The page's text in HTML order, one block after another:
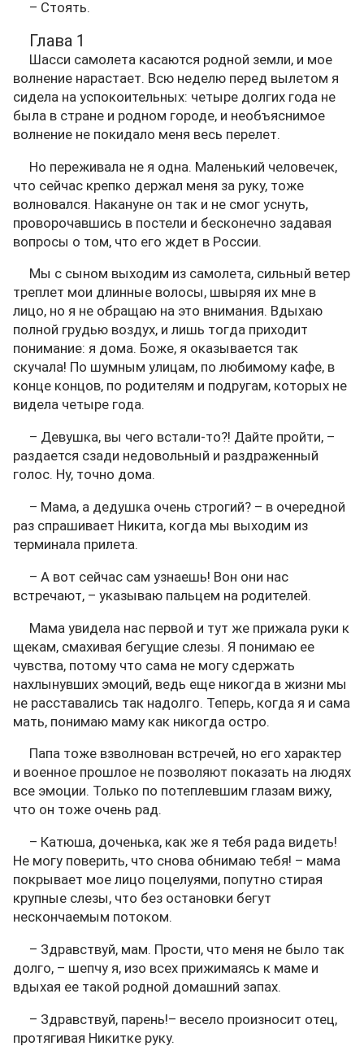
– Стоять.
Глава 1
Шасси самолета касаются родной земли, и мое
волнение нарастает. Всю неделю перед вылетом я
сидела на успокоительных: четыре долгих года не
была в стране и родном городе, и необъяснимое
волнение не покидало меня весь перелет.
Но переживала не я одна. Маленький человечек,
что сейчас крепко держал меня за руку, тоже
волновался. Накануне он так и не смог уснуть,
проворочавшись в постели и бесконечно задавая
вопросы о том, что его ждет в России.
Мы с сыном выходим из самолета, сильный ветер
треплет мои длинные волосы, швыряя их мне в
лицо, но я не обращаю на это внимания. Вдыхаю
полной грудью воздух, и лишь тогда приходит
понимание: я дома. Боже, я оказывается так
скучала! По шумным улицам, по любимому кафе, в
конце концов, по родителям и подругам, которых не
видела четыре года.
– Девушка, вы чего встали-то?! Дайте пройти, –
раздается сзади недовольный и раздраженный
голос. Ну, точно дома.
– Мама, а дедушка очень строгий? – в очередной
раз спрашивает Никита, когда мы выходим из
терминала прилета.
– А вот сейчас сам узнаешь! Вон они нас
встречают, – указываю пальцем на родителей.
Мама увидела нас первой и тут же прижала руки к
щекам, смахивая бегущие слезы. Я понимаю ее
чувства, потому что сама не могу сдержать
нахлынувших эмоций, ведь еще никогда в жизни мы
не расставались так надолго. Теперь, когда я и сама
мать, понимаю маму как никогда остро.
Папа тоже взволнован встречей, но его характер
и военное прошлое не позволяют показать на людях
все эмоции. Только по потеплевшим глазам вижу,
что он тоже очень рад.
– Катюша, доченька, как же я тебя рада видеть!
Не могу поверить, что снова обнимаю тебя! – мама
покрывает мое лицо поцелуями, попутно стирая
крупные слезы, что без остановки бегут
нескончаемым потоком.
– Здравствуй, мам. Прости, что меня не было так
долго, – шепчу я, изо всех прижимаясь к маме и
вдыхая ее такой родной домашний запах.
– Здравствуй, парень!– весело произносит отец,
протягивая Никитке руку.